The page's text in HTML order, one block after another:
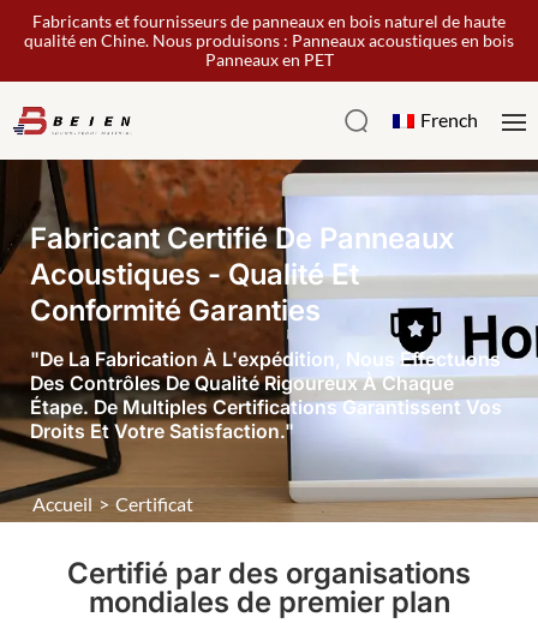
Fabricants et fournisseurs de panneaux en bois naturel de haute
qualité en Chine. Nous produisons : Panneaux acoustiques en bois
Panneaux en PET
French
Fabricant Certifié De Panneaux
Acoustiques - Qualité Et
Conformité Garanties
"De La Fabrication À L'expédition, Nous Effectuons
Des Contrôles De Qualité Rigoureux À Chaque
Étape. De Multiples Certifications Garantissent Vos
Droits Et Votre Satisfaction."
Accueil > Certificat
Certifié par des organisations
mondiales de premier plan